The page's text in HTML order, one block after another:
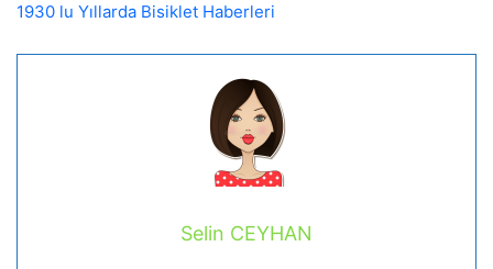
1930 lu Yıllarda Bisiklet Haberleri
Selin CEYHAN